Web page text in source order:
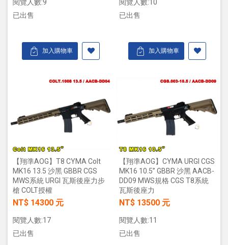
閱覽人數:9
已出售
加入購物車
閱覽人數:10
已出售
加入購物車
【翔準AOG】T8 CYMA Colt
MK16 13.5 沙黑 GBBR CGS
MWS系統 URGI 瓦斯後座力步
槍 COLT授權
NT$ 14300 元
閱覽人數:17
已出售
【翔準AOG】CYMA URGI CGS
MK16 10.5” GBBR 沙黑 AACB-
DD09 MWS規格 CGS T8系統
瓦斯後座力
NT$ 13500 元
閱覽人數:11
已出售